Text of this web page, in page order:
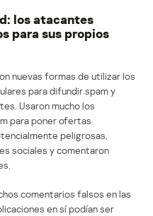
los atacantes
para sus propios
nuevas formas de utilizar los
para difundir spam y
Usaron mucho los
para poner ofertas
peligrosas,
sociales y comentaron
comentarios falsos en las
en sí podían ser